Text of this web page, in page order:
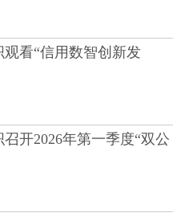
看“信用数智创新发
开2026年第一季度“双公